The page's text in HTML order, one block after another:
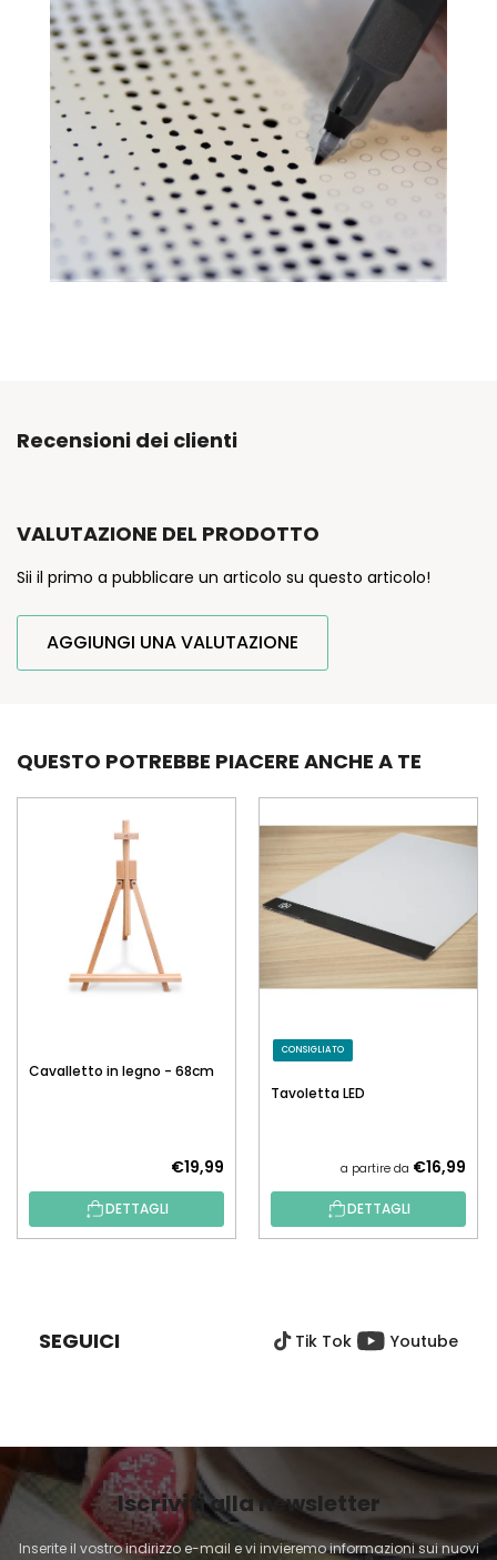
Recensioni dei clienti
VALUTAZIONE DEL PRODOTTO
Sii il primo a pubblicare un articolo su questo articolo!
AGGIUNGI UNA VALUTAZIONE
QUESTO POTREBBE PIACERE ANCHE A TE
Cavalletto in legno - 68cm
€19,99
DETTAGLI
CONSIGLIATO
Tavoletta LED
a partire da €16,99
DETTAGLI
G
N
A
SEGUICI Tik Tok Youtube
Iscriviti alla newsletter
Inserite il vostro indirizzo e-mail e vi invieremo informazioni sui nuovi